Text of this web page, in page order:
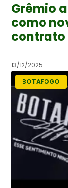
Grêmio
como
contrato
13/12/2025
BOTAFOGO